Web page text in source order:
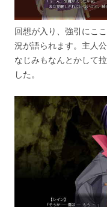
回想が入り、強引にこ
況が語られます。主人
なじみもなんとかして
した。